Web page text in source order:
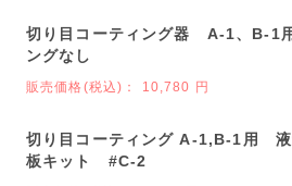
切り目コーティング器 A-1、B-1
ングなし
販売価格(税込)： 10,780 円
切り目コーティング A-1,B-1用 液
板キット #C-2